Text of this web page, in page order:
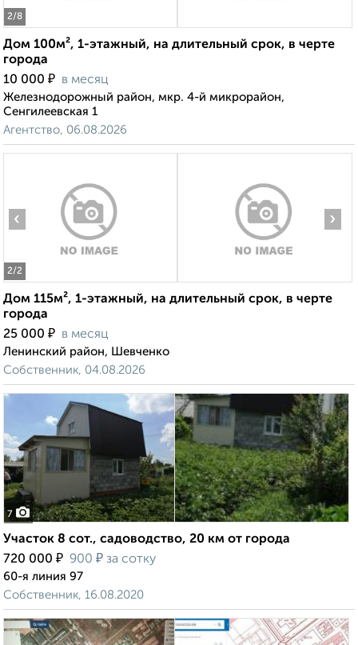
2/8
Дом 100м², 1-этажный, на длительный срок, в черте
города
10 000 ₽ в месяц
Железнодорожный район, мкр. 4-й микрорайон,
Сенгилеевская 1
Агентство, 06.08.2026
2/2
‹ ›
Дом 115м², 1-этажный, на длительный срок, в черте
города
25 000 ₽ в месяц
Ленинский район, Шевченко
Собственник, 04.08.2026
7
Участок 8 сот., садоводство, 20 км от города
720 000 ₽ 900 ₽ за сотку
60-я линия 97
Собственник, 16.08.2020